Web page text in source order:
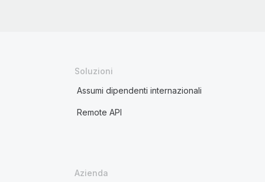
Soluzioni
Assumi dipendenti internazionali
Remote API
Azienda